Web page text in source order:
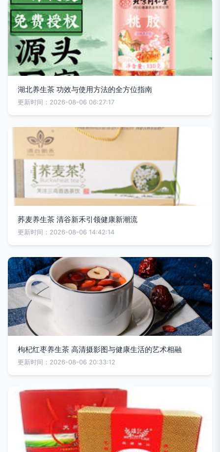
湖北养生茶 功效与使用方法的全方位指南
更新时间：2026-08-06 06:27:17
荞麦养生茶 清谷新禾引领健康新潮流
更新时间：2026-08-06 14:42:14
枸杞红枣养生茶 高清摄影图与健康生活的艺术相融
更新时间：2026-08-06 20:33:12